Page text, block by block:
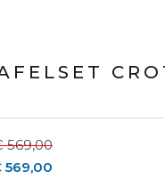
569,00
569,00